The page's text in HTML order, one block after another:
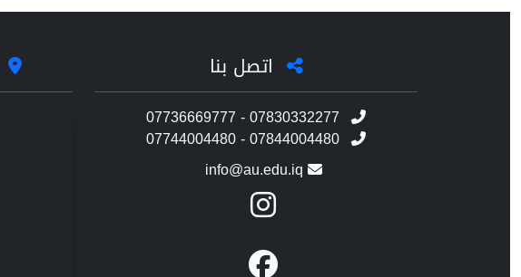
اتصل بنا
07736669777 - 07830332277
07744004480 - 07844004480
info@au.edu.iq